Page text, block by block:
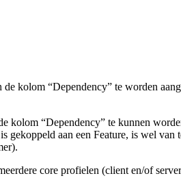
kolom “Dependency” te worden
kolom “Dependency” te kunnen
aan een Feature, is wel
core profielen (client en/of